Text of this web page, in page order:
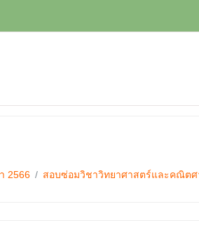
2566 สอบซ่อมวิชาวิทยาศาสตร์และคณิต